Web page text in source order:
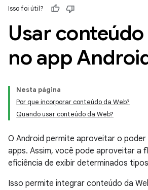
Isso foi útil?
Usar
no app
Nesta página
Por que incorporar conteúdo da Web?
Quando usar conteúdo da Web?
O Android permite aproveitar o poder
apps. Assim, você pode aproveitar a
eficiência de exibir determinados
Isso permite integrar conteúdo da